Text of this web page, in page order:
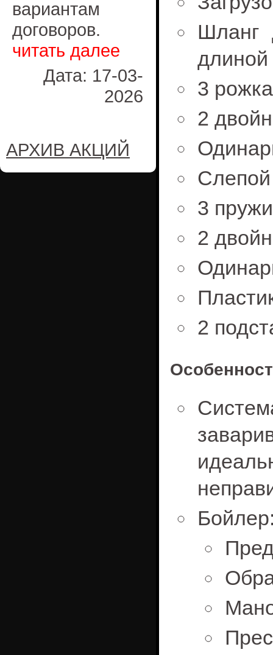
вариантам
договоров.
читать далее
Дата: 17-03-
2026
АРХИВ АКЦИЙ
Шланг
3
2
3
2
2